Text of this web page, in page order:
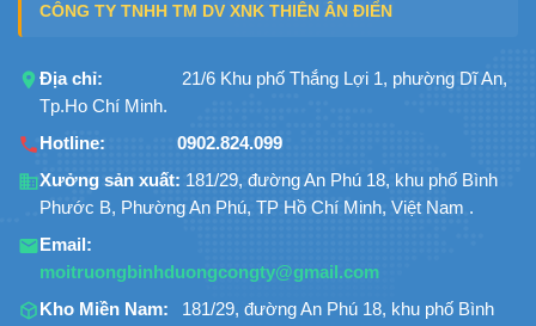
CÔNG TY TNHH TM DV XNK THIÊN ÂN ĐIỂN
Địa chỉ:
21/6 Khu phố Thắng Lợi 1, phường Dĩ An,
Tp.Ho Chí Minh.
Hotline:
0902.824.099
Xưởng sản xuất: 181/29, đường An Phú 18, khu phố Bình
Phước B, Phường An Phú, TP Hồ Chí Minh, Việt Nam .
Email:
moitruongbinhduongcongty@gmail.com
Kho Miền Nam:
181/29, đường An Phú 18, khu phố Bình